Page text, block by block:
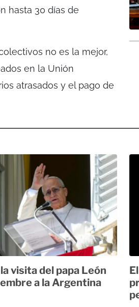
hasta 30 días de
no es la mejor,
en la Unión
atrasados y el pago de
visita del papa León
a la Argentina